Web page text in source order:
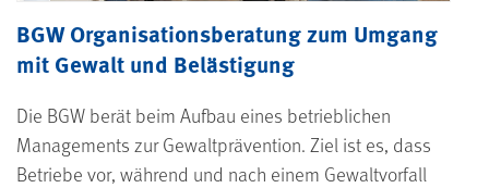
BGW Organisationsberatung zum Umgang
mit Gewalt und Belästigung
Die BGW berät beim Aufbau eines betrieblichen
Managements zur Gewaltprävention. Ziel ist es, dass
Betriebe vor, während und nach einem Gewaltvorfall